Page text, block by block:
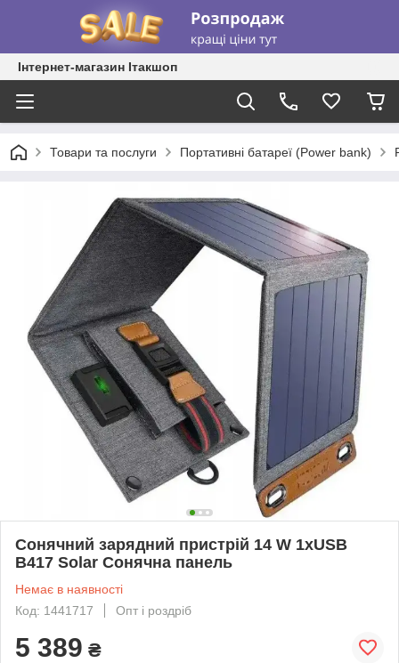
Інтернет-магазин Ітакшоп
Товари та послуги Портативні батареї (Power bank)
Сонячний зарядний пристрій 14 W 1xUSB
B417 Solar Сонячна панель
Немає в наявності
Код: 1441717
Опт і роздріб
5 389 ₴